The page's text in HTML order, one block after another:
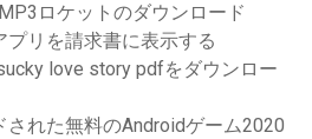
ロケットのダウンロード
リを請求書に表示する
love story pdfをダウンロー
れた無料のAndroidゲーム2020